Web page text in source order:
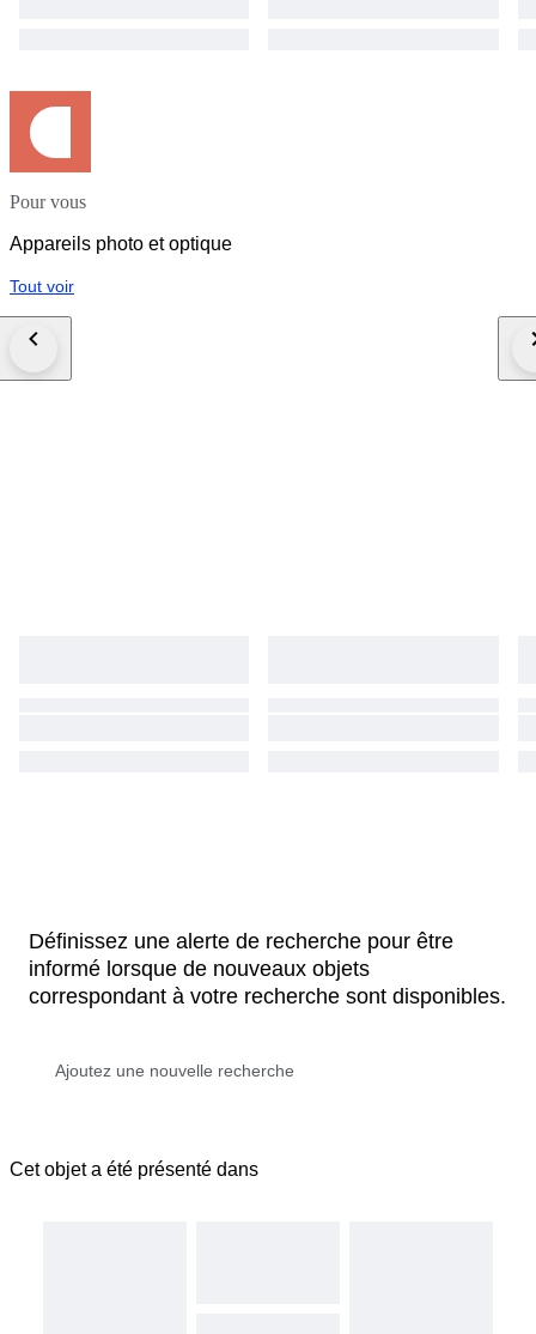
Pour vous
Appareils photo et optique
Tout voir
Définissez une alerte de recherche pour être
informé lorsque de nouveaux objets
correspondant à votre recherche sont disponibles.
Cet objet a été présenté dans